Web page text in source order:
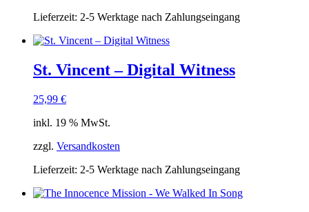
Lieferzeit: 2-5 Werktage nach Zahlungseingang
St. Vincent ‎– Digital Witness
25,99 €
inkl. 19 % MwSt.
zzgl. Versandkosten
Lieferzeit: 2-5 Werktage nach Zahlungseingang